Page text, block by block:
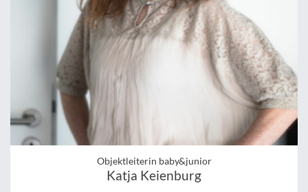
Objektleiterin baby&junior
Katja Keienburg